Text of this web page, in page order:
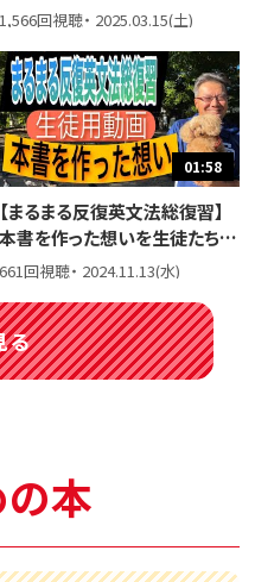
1,566回視聴・ 2025.03.15(土)
01:58
【まるまる反復英文法総復習】
本書を作った想いを生徒たちに
話しました。
661回視聴・ 2024.11.13(水)
る
本